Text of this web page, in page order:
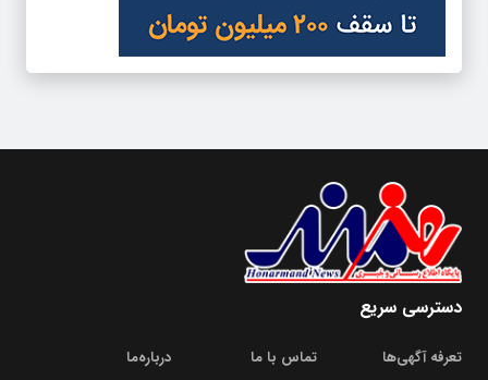
دسترسی سریع
تعرفه آگهی‌ها تماس با ما درباره‌‌ما